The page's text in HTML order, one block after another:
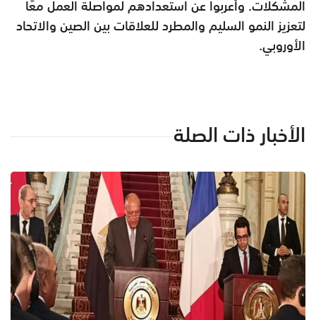
المشكلات. وأعربوا عن استعدادهم لمواصلة العمل معًا
لتعزيز النمو السليم والمطرد للعلاقات بين الصين والاتحاد
الأوروبي.
الأخبار ذات الصلة